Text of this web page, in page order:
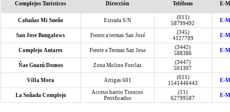
Complejos Turisticos Dirección Teléfono E-
Cabañas Mi Sueño Estrada S/N
(011)
58799492
E-
San Jose Bungalows Frente a termas San José
(345)
4127709
E-
Complejo Antares Frente a Termas San Jose
(3442)
588386
E-
Ñae Guazú Domos Zona Molino Forclaz
(3447)
501307
Villa Mora Artigas 601
(011)
1541446443
E-
La Soñada Complejo
Acceso barrio Troncos
Petrificados
(11)
62799587
E-